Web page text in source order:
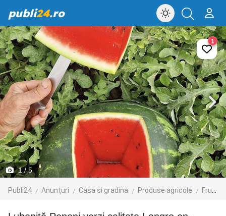
publi24.ro
1/ 5
Publi24 Anunțuri Casa si gradina Produse agricole Fructe si legume
1